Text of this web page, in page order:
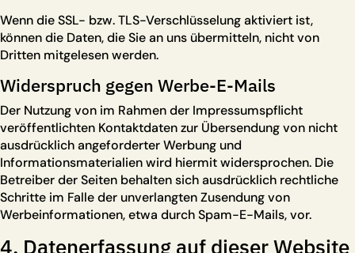
Wenn die SSL- bzw. TLS-Verschlüsselung aktiviert ist,
können die Daten, die Sie an uns übermitteln, nicht von
Dritten mitgelesen werden.
Widerspruch gegen Werbe-E-Mails
Der Nutzung von im Rahmen der Impressumspflicht
veröffentlichten Kontaktdaten zur Übersendung von nicht
ausdrücklich angeforderter Werbung und
Informationsmaterialien wird hiermit widersprochen. Die
Betreiber der Seiten behalten sich ausdrücklich rechtliche
Schritte im Falle der unverlangten Zusendung von
Werbeinformationen, etwa durch Spam-E-Mails, vor.
4. Datenerfassung auf dieser Website